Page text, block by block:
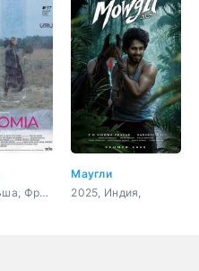
2021, Польша, Франция,
Маугли
2025, Индия,